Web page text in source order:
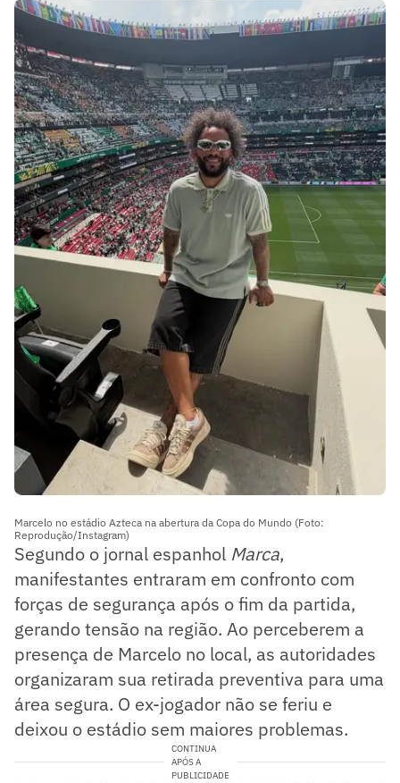
Marcelo no estádio Azteca na abertura da Copa do Mundo (Foto:
Reprodução/Instagram)
Segundo o jornal espanhol Marca,
manifestantes entraram em confronto com
forças de segurança após o fim da partida,
gerando tensão na região. Ao perceberem a
presença de Marcelo no local, as autoridades
organizaram sua retirada preventiva para uma
área segura. O ex-jogador não se feriu e
deixou o estádio sem maiores problemas.
CONTINUA
APÓS A
PUBLICIDADE